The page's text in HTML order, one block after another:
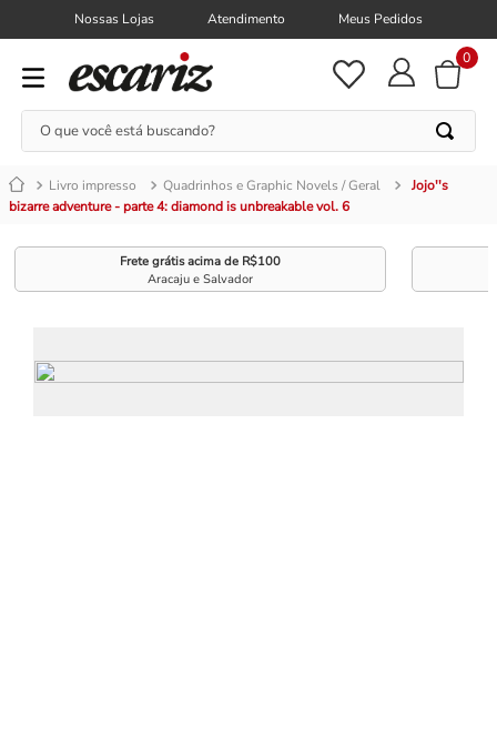
Nossas Lojas Atendimento Meus Pedidos
0
O que você está buscando?
Livro impresso Quadrinhos e Graphic Novels / Geral
Jojo''s
bizarre adventure - parte 4: diamond is unbreakable vol. 6
Frete grátis acima de R$100
Aracaju e Salvador